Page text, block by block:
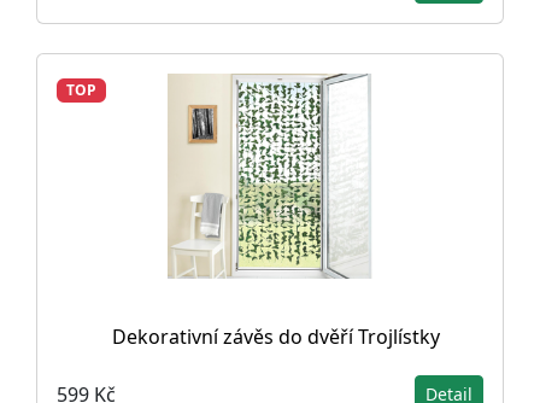
TOP
Dekorativní závěs do dvěří Trojlístky
599 Kč Detail